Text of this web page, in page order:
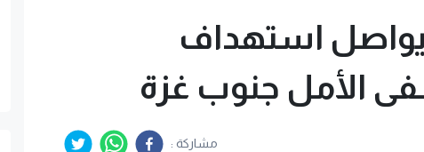
يواصل استهداف
الأمل جنوب غزة
مشاركة :